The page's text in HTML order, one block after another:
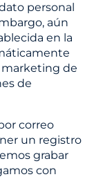
personal
aún
en la
marketing de
de
correo
un registro
grabar
con